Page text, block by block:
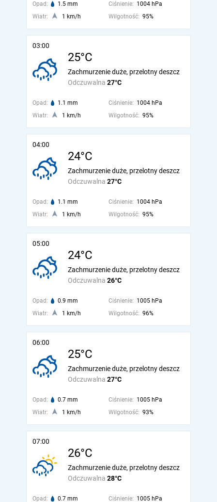
Opad: 1.5 mm Ciśnienie: 1004 hPa
Wiatr:
1 km/h Wilgotność: 95%
03:00
25°C
Odczuwalna 27°C
Zachmurzenie duże, przelotny deszcz
Opad: 1.1 mm Ciśnienie: 1004 hPa
Wiatr:
1 km/h Wilgotność: 95%
04:00
24°C
Odczuwalna 27°C
Zachmurzenie duże, przelotny deszcz
Opad: 1.1 mm Ciśnienie: 1004 hPa
Wiatr:
1 km/h Wilgotność: 95%
05:00
24°C
Odczuwalna 26°C
Zachmurzenie duże, przelotny deszcz
Opad: 0.9 mm Ciśnienie: 1005 hPa
Wiatr:
1 km/h Wilgotność: 96%
06:00
25°C
Odczuwalna 27°C
Zachmurzenie duże, przelotny deszcz
Opad: 0.7 mm Ciśnienie: 1005 hPa
Wiatr:
1 km/h Wilgotność: 93%
07:00
26°C
Odczuwalna 28°C
Zachmurzenie duże, przelotny deszcz
Opad: 0.7 mm Ciśnienie: 1005 hPa